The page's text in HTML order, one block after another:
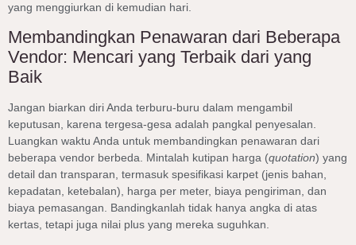
yang menggiurkan di kemudian hari.
Membandingkan Penawaran dari Beberapa
Vendor: Mencari yang Terbaik dari yang
Baik
Jangan biarkan diri Anda terburu-buru dalam mengambil
keputusan, karena tergesa-gesa adalah pangkal penyesalan.
Luangkan waktu Anda untuk membandingkan penawaran dari
beberapa vendor berbeda. Mintalah kutipan harga (quotation) yang
detail dan transparan, termasuk spesifikasi karpet (jenis bahan,
kepadatan, ketebalan), harga per meter, biaya pengiriman, dan
biaya pemasangan. Bandingkanlah tidak hanya angka di atas
kertas, tetapi juga nilai plus yang mereka suguhkan.